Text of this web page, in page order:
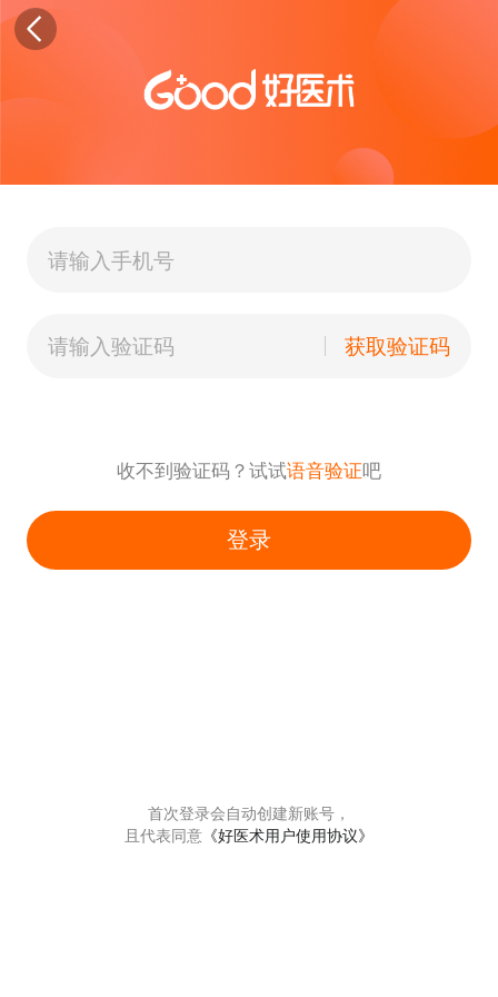
获取验证码
收不到验证码？试试语音验证吧
登录
首次登录会自动创建新账号，
且代表同意 《好医术用户使用协议》